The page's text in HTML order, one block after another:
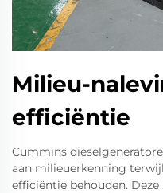
Milieu-
efficiëntie
Cummins
aan milieuerkenning
efficiëntie behouden.